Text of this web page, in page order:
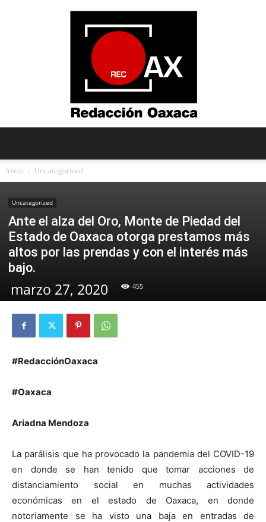
Inicio Uncategorized
Uncategorized
Ante el alza del Oro, Monte de Piedad del
Estado de Oaxaca otorga prestamos más
altos por las prendas y con el interés más
bajo.
marzo 27, 2020 455
#RedacciónOaxaca
#Oaxaca
Ariadna Mendoza
La parálisis que ha provocado la pandemia del COVID-19
en donde se han tenido que tomar acciones de
distanciamiento social en muchas actividades
económicas en el estado de Oaxaca, en donde
notoriamente se ha visto una baja en entradas de